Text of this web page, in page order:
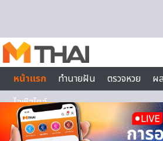
หน้าแรก
ทำนายฝัน ตรวจหวย ผ
ไลฟ์สไตล์